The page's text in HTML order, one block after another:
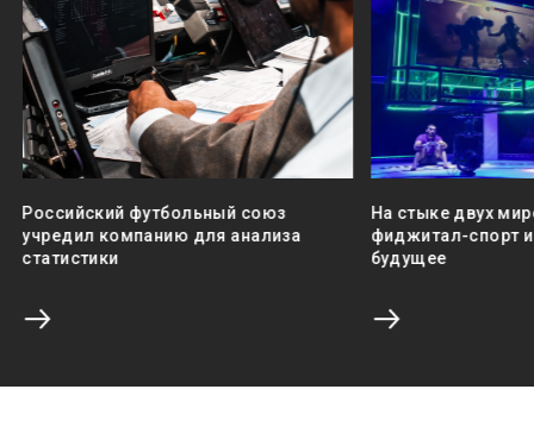
Российский футбольный союз
учредил компанию для анализа
статистики
На стыке двух
фиджитал-спорт
будущее